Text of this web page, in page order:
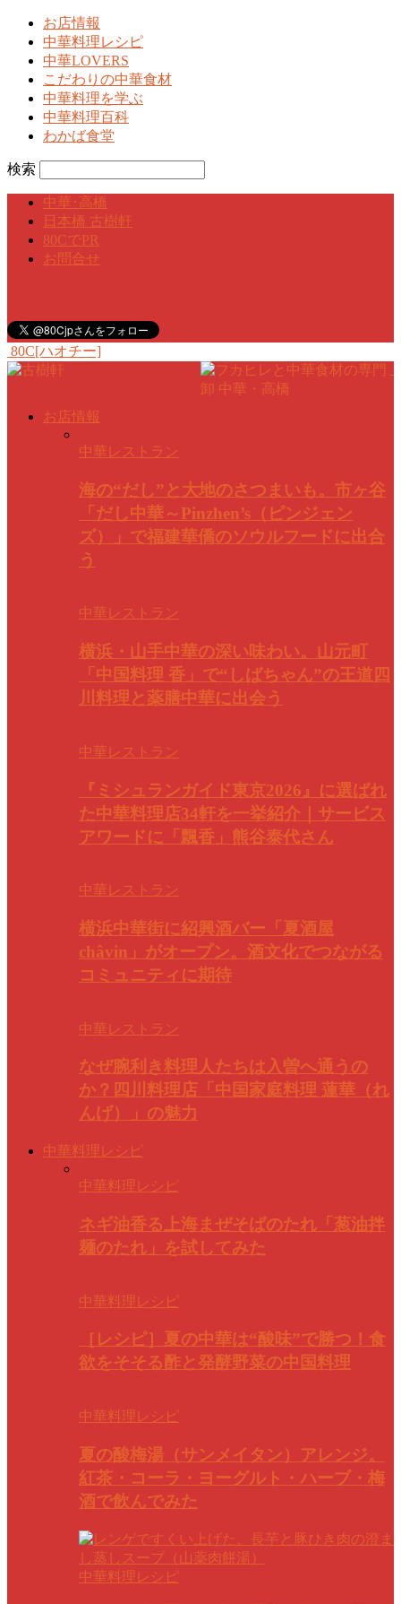
お店情報
中華料理レシピ
中華LOVERS
こだわりの中華食材
中華料理を学ぶ
中華料理百科
わかば食堂
検索
中華･高橋
日本橋 古樹軒
80CでPR
お問合せ
80C[ハオチー]
お店情報
中華レストラン
海の“だし”と大地のさつまいも。市ヶ谷
「だし中華～Pinzhen’s（ピンジェン
ズ）」で福建華僑のソウルフードに出合
う
中華レストラン
横浜・山手中華の深い味わい。山元町
「中国料理 香」で“しばちゃん”の王道四
川料理と薬膳中華に出会う
中華レストラン
『ミシュランガイド東京2026』に選ばれ
た中華料理店34軒を一挙紹介｜サービス
アワードに「飄香」熊谷泰代さん
中華レストラン
横浜中華街に紹興酒バー「夏酒屋
châvin」がオープン。酒文化でつながる
コミュニティに期待
中華レストラン
なぜ腕利き料理人たちは入曽へ通うの
か？四川料理店「中国家庭料理 蓮華（れ
んげ）」の魅力
中華料理レシピ
中華料理レシピ
ネギ油香る上海まぜそばのたれ「葱油拌
麺のたれ」を試してみた
中華料理レシピ
［レシピ］夏の中華は“酸味”で勝つ！食
欲をそそる酢と発酵野菜の中国料理
中華料理レシピ
夏の酸梅湯（サンメイタン）アレンジ。
紅茶・コーラ・ヨーグルト・ハーブ・梅
酒で飲んでみた
中華料理レシピ